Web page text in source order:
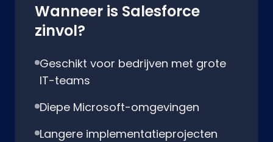
Wanneer is Salesforce
zinvol?
Geschikt voor bedrijven met grote
IT-teams
Diepe Microsoft-omgevingen
Langere implementatieprojecten